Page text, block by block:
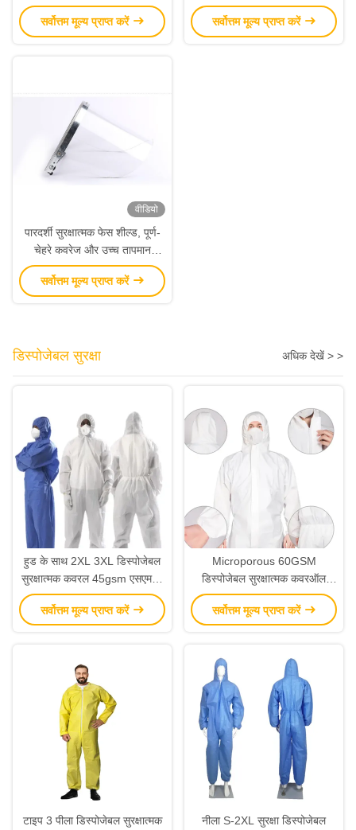
हल्के पॉली कार्बोनेट सुरक्षा चश्मा
सर्वोत्तम मूल्य प्राप्त करें
सुरक्षा सुरक्षा चश्मा
सर्वोत्तम मूल्य प्राप्त करें
वीडियो
पारदर्शी सुरक्षात्मक फेस शील्ड, पूर्ण-
चेहरे कवरेज और उच्च तापमान
प्रतिरोध के साथ, चिकित्सा और
प्रयोगशाला उपयोग के लिए
सर्वोत्तम मूल्य प्राप्त करें
डिस्पोजेबल सुरक्षा अधिक देखें > >
हुड के साथ 2XL 3XL डिस्पोजेबल
सुरक्षात्मक कवरल 45gsm एसएमएस
पीपीई कवरल किट
सर्वोत्तम मूल्य प्राप्त करें
Microporous 60GSM
डिस्पोजेबल सुरक्षात्मक कवरऑल
पॉलीप्रोपाइलीन बॉडी सूट स्प्लैश
रेज़िस्टेंट
सर्वोत्तम मूल्य प्राप्त करें
टाइप 3 पीला डिस्पोजेबल सुरक्षात्मक
नीला S-2XL सुरक्षा डिस्पोजेबल